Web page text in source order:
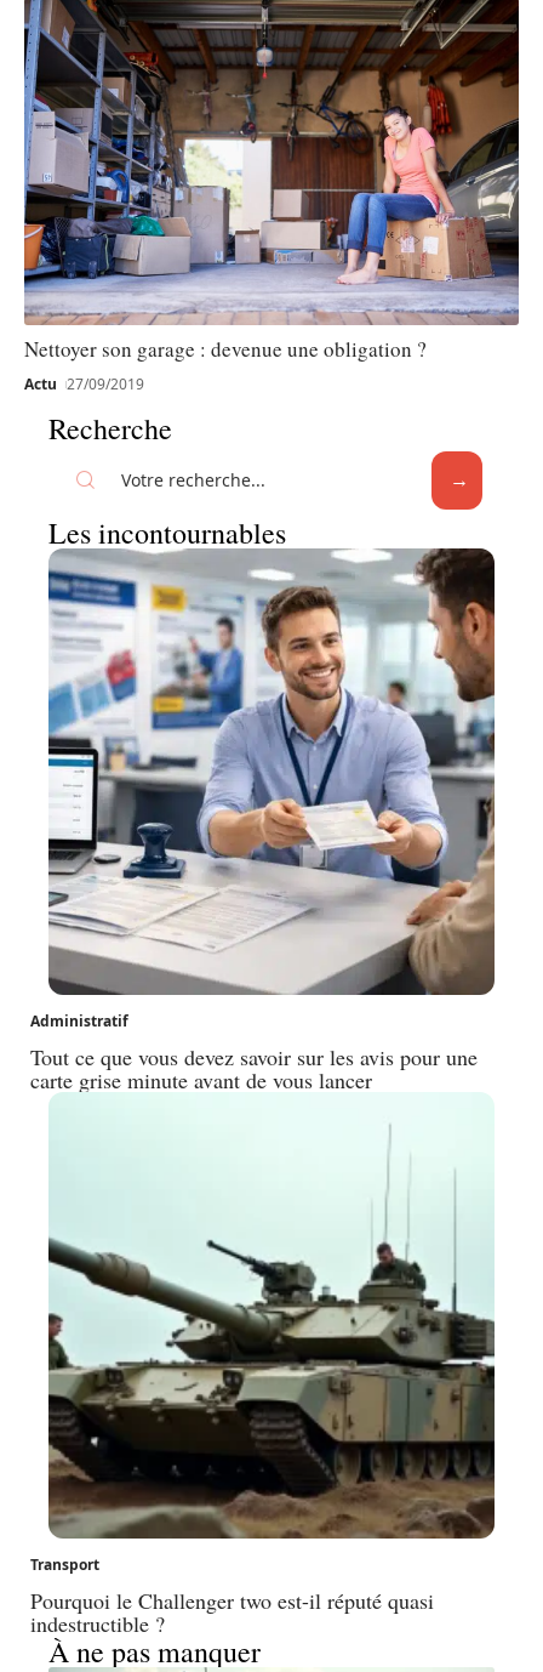
Nettoyer son garage : devenue une obligation ?
Actu 27/09/2019
Recherche
Les incontournables
Administratif
Tout ce que vous devez savoir sur les avis pour une
carte grise minute avant de vous lancer
Transport
Pourquoi le Challenger two est-il réputé quasi
indestructible ?
À ne pas manquer